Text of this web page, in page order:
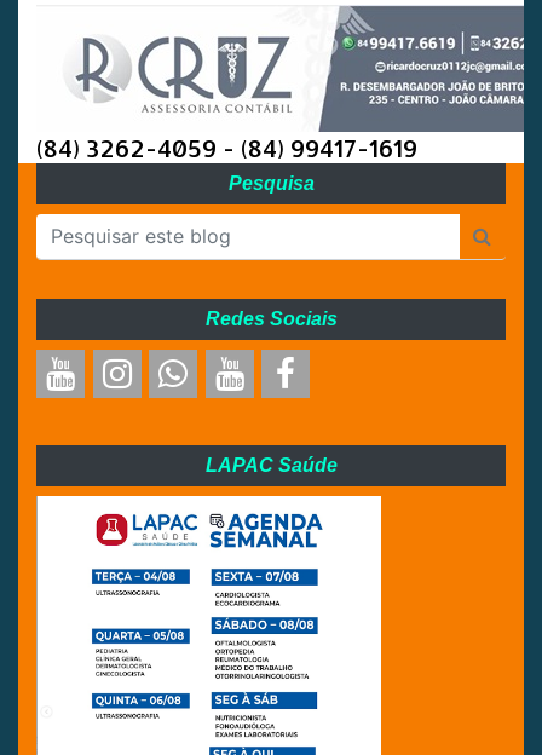
(84) 3262-4059 - (84) 99417-1619
Pesquisa
Redes Sociais
LAPAC Saúde